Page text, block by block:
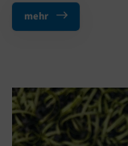
mehr